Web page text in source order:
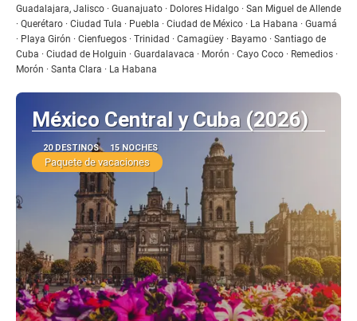
Guadalajara, Jalisco · Guanajuato · Dolores Hidalgo · San Miguel de Allende
· Querétaro · Ciudad Tula · Puebla · Ciudad de México · La Habana · Guamá
· Playa Girón · Cienfuegos · Trinidad · Camagüey · Bayamo · Santiago de
Cuba · Ciudad de Holguin · Guardalavaca · Morón · Cayo Coco · Remedios ·
Morón · Santa Clara · La Habana
México Central y Cuba (2026)
20 DESTINOS 15 NOCHES
Paquete de vacaciones